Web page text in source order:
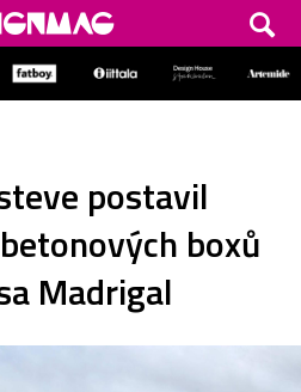
postavil
boxů
Madrigal